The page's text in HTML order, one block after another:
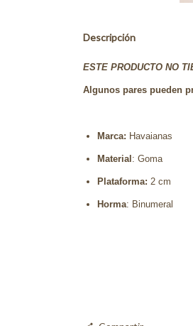
Descripción
ESTE PRODUCTO NO
Algunos pares pueden
Marca: Havaianas
Material : Goma
Plataforma: 2 cm
Horma: Binumeral